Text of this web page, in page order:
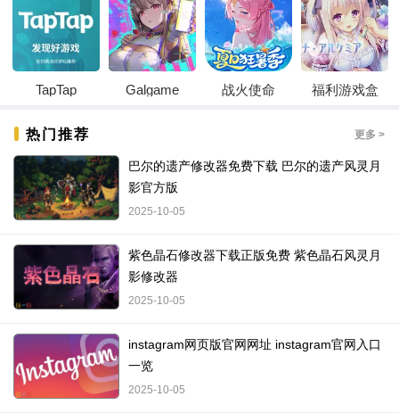
TapTap Galgame 战火使命 福利游戏盒
热门推荐 更多 >
巴尔的遗产修改器免费下载 巴尔的遗产风灵月
影官方版
2025-10-05
紫色晶石修改器下载正版免费 紫色晶石风灵月
影修改器
2025-10-05
instagram网页版官网网址 instagram官网入口
一览
2025-10-05